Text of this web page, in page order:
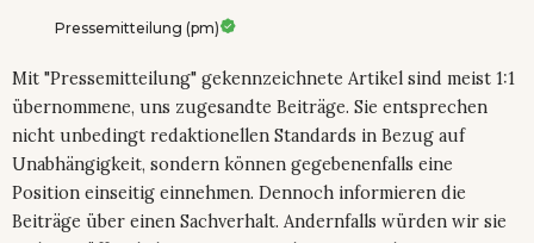
Pressemitteilung (pm)
Mit "Pressemitteilung" gekennzeichnete Artikel sind meist 1:1
übernommene, uns zugesandte Beiträge. Sie entsprechen
nicht unbedingt redaktionellen Standards in Bezug auf
Unabhängigkeit, sondern können gegebenenfalls eine
Position einseitig einnehmen. Dennoch informieren die
Beiträge über einen Sachverhalt. Andernfalls würden wir sie